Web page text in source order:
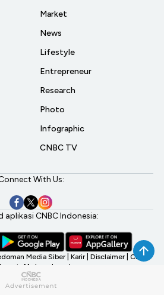
Market
News
Lifestyle
Entrepreneur
Research
Photo
Infographic
CNBC TV
With Us:
aplikasi CNBC Indonesia:
Media Siber Karir Disclaimer CNBC
My Investment
A Transmedia Company